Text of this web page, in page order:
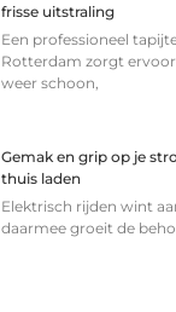
frisse uitstraling
Een professioneel
Rotterdam zorgt
weer schoon,
Gemak en grip op je
thuis laden
Elektrisch rijden wint
daarmee groeit de